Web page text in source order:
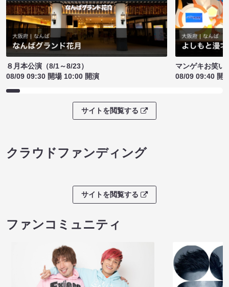
８月本公演（8/1～8/23）
08/09 09:30 開場 10:00 開演
マンゲキお笑い
08/09 09:40 開
サイトを閲覧する
クラウドファンディング
サイトを閲覧する
ファンコミュニティ